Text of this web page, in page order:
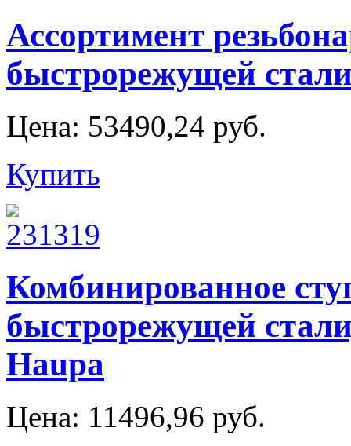
Ассортимент
быстрорежущей
Цена: 53490,24 руб.
Купить
Комбинированное
быстрорежущей
Haupa
Цена: 11496,96 руб.